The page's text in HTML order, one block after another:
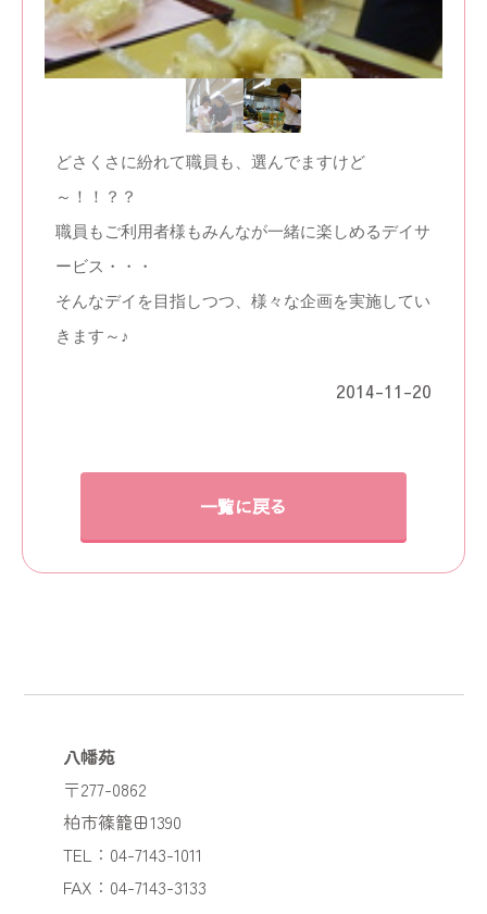
どさくさに紛れて職員も、選んでますけど
～！！？？
職員もご利用者様もみんなが一緒に楽しめるデイサ
ービス・・・
そんなデイを目指しつつ、様々な企画を実施してい
きます～♪
2014-11-20
一覧に戻る
八幡苑
〒277-0862
柏市篠籠田1390
TEL：04-7143-1011
FAX：04-7143-3133